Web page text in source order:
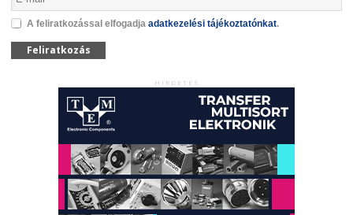
A feliratkozással elfogadja adatkezelési tájékoztatónkat.
Feliratkozás
HIRDETÉS